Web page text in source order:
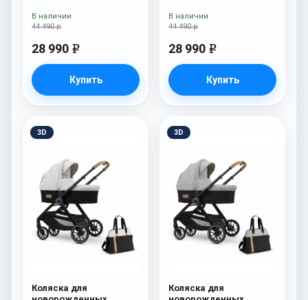
44 490 р
28 990 e
Купить
В наличии
44 490 р
28 990 e
Купить
В наличии
3D
Коляска для
3D
Коляска для